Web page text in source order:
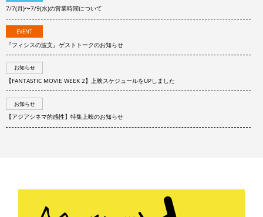
7/7(月)〜7/9(水)の営業時間について
EVENT
『フィシスの波文』ゲストトークのお知らせ
お知らせ
【FANTASTIC MOVIE WEEK 2】上映スケジュールをUPしました
お知らせ
【アジアシネマ的感性】特集上映のお知らせ